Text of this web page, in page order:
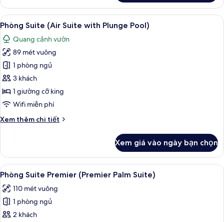
Phòng
Suite
(Signature
with
Plunge
Pool)
Xem
tất
cả
ảnh
Phòng
Suite
(Air
Suite
Plunge
Phòng Suite (Air Suite with Plunge
4
Phòng Suite (Air Suite with Plunge Pool)
Quang cảnh vườn
89 mét vuông
1 phòng ngủ
3 khách
1 giường cỡ king
Wifi miễn phí
Xem thêm chi tiết
Chi
Phòng
Suite
(Air
with
Plunge
Xem giá vào ngày bạn chọn
Xem
tất
cả
ảnh
Phòng
Phòng Suite Premier (Premier Palm
4
Phòng Suite Premier (Premier Palm Suite)
110 mét vuông
1 phòng ngủ
2 khách